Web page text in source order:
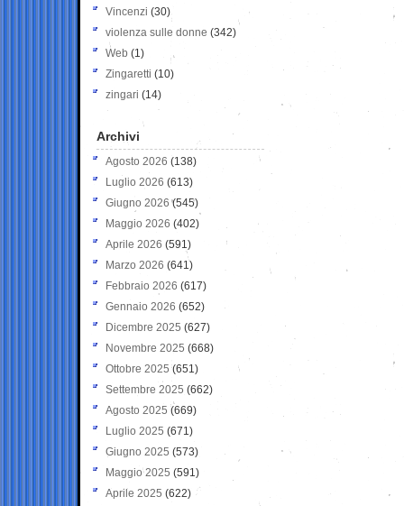
Vincenzi (30)
violenza sulle donne (342)
Web (1)
Zingaretti (10)
zingari (14)
Archivi
Agosto 2026 (138)
Luglio 2026 (613)
Giugno 2026 (545)
Maggio 2026 (402)
Aprile 2026 (591)
Marzo 2026 (641)
Febbraio 2026 (617)
Gennaio 2026 (652)
Dicembre 2025 (627)
Novembre 2025 (668)
Ottobre 2025 (651)
Settembre 2025 (662)
Agosto 2025 (669)
Luglio 2025 (671)
Giugno 2025 (573)
Maggio 2025 (591)
Aprile 2025 (622)